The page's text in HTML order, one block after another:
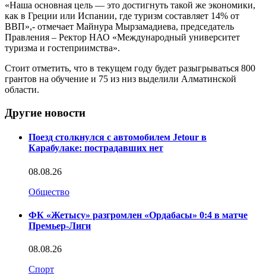
«Наша основная цель — это достигнуть такой же экономики,
как в Греции или Испании, где туризм составляет 14% от
ВВП»,- отмечает Майнура Мырзамадиева, председатель
Правления – Ректор НАО «Международный университет
туризма и гостеприимства».
Стоит отметить, что в текущем году будет разыгрываться 800
грантов на обучение и 75 из низ выделили Алматинской
области.
Другие новости
Поезд столкнулся с автомобилем Jetour в
Карабулаке: пострадавших нет
08.08.26
Общество
ФК «Жетысу» разгромлен «Ордабасы» 0:4 в матче
Премьер-Лиги
08.08.26
Спорт